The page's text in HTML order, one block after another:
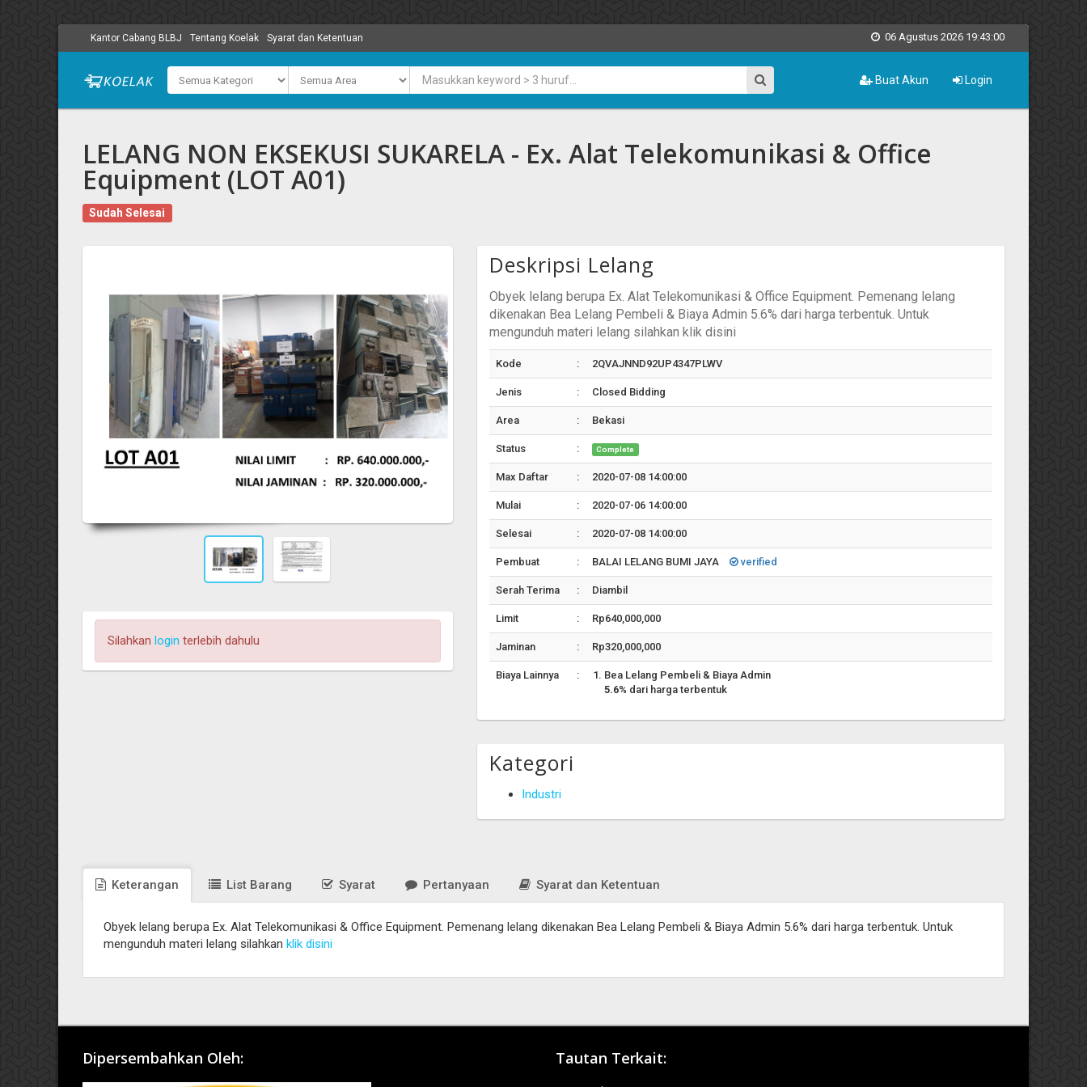
Kantor Cabang BLBJ Tentang Koelak Syarat dan Ketentuan 06 Agustus 2026 19:43:00
Buat Akun Login
LELANG NON EKSEKUSI SUKARELA - Ex. Alat Telekomunikasi & Office
Equipment (LOT A01)
Sudah Selesai
Silahkan login terlebih dahulu
Deskripsi Lelang
Obyek lelang berupa Ex. Alat Telekomunikasi & Office Equipment. Pemenang lelang
dikenakan Bea Lelang Pembeli & Biaya Admin 5.6% dari harga terbentuk. Untuk
mengunduh materi lelang silahkan klik disini
Kode : 2QVAJNND92UP4347PLWV
Jenis : Closed Bidding
Area : Bekasi
Status : Complete
Max Daftar : 2020-07-08 14:00:00
Mulai : 2020-07-06 14:00:00
Selesai : 2020-07-08 14:00:00
Pembuat : BALAI LELANG BUMI JAYA verified
Serah Terima : Diambil
Limit : Rp640,000,000
Jaminan : Rp320,000,000
Biaya Lainnya :
Bea Lelang Pembeli & Biaya Admin
5.6% dari harga terbentuk
Kategori
Industri
Keterangan List Barang Syarat Pertanyaan Syarat dan Ketentuan
Obyek lelang berupa Ex. Alat Telekomunikasi & Office Equipment. Pemenang lelang dikenakan Bea Lelang Pembeli & Biaya Admin 5.6% dari harga terbentuk. Untuk
mengunduh materi lelang silahkan klik disini
Dipersembahkan Oleh: Tautan Terkait: